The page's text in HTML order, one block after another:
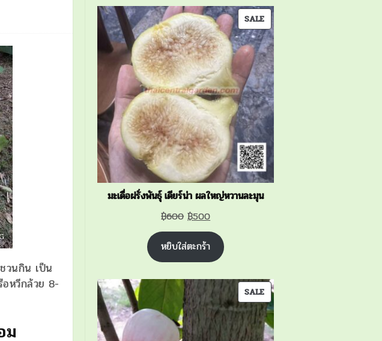
วนกิน เป็น
หวีกล้วย 8-
ม
SALEPRODUCT
ON
SALE
มะเดื่อฝรั่งพันธุ์ เดียร์น่า ผลใหญ่หวานละมุน
฿600 Original
price
was:
฿600.
฿500Current
price
is:
฿500.
หยิบใส่ตะกร้า
SALEPRODUCT
ON
SALE